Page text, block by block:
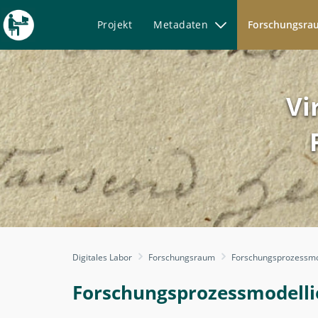
Projekt Metadaten
-
Digitales Labor Forschungsraum